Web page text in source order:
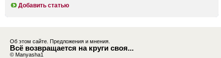
Добавить статью
Об этом сайте. Предложения и мнения.
Всё возвращается на круги своя...
© Manyasha1